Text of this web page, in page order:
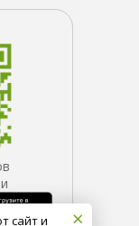
×
сайт и